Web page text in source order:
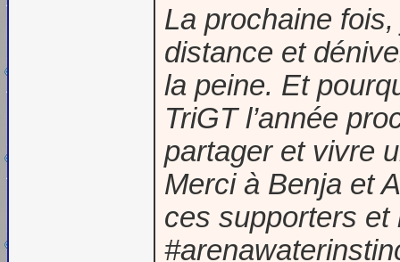
La prochaine
distance et
la peine. Et
TriGT l’année
partager et vivre
Merci à Benja et
ces supporters